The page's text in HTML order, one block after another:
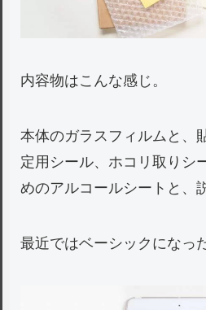
内容物はこんな感じ。
本体のガラスフィルムと、
定用シール、ホコリ取りシ
めのアルコールシートと、
最近ではベーシックになっ